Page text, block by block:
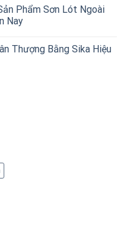
Phẩm Sơn Lót Ngoài
Nay
Thượng Bằng Sika Hiệu